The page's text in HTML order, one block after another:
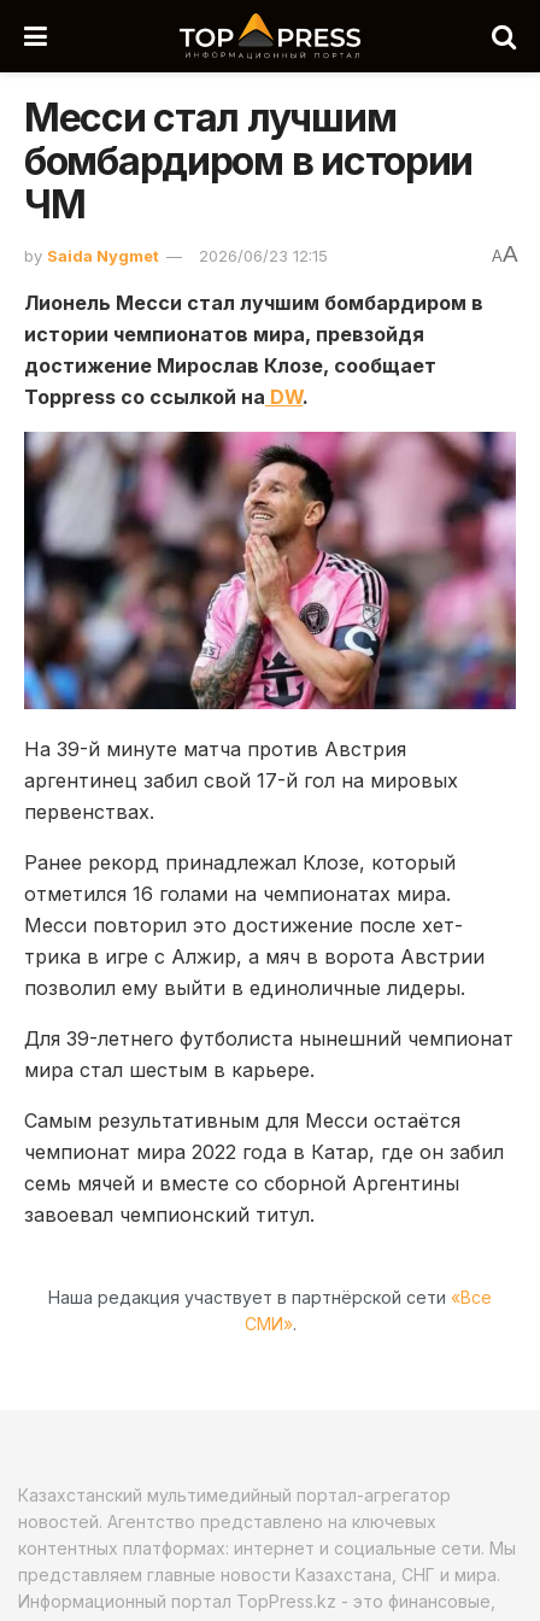
Месси стал лучшим
бомбардиром в истории
ЧМ
by Saida Nygmet 2026/06/23 12:15 AA
Лионель Месси стал лучшим бомбардиром в
истории чемпионатов мира, превзойдя
достижение Мирослав Клозе, сообщает
Toppress со ссылкой на DW.
На 39-й минуте матча против Австрия
аргентинец забил свой 17-й гол на мировых
первенствах.
Ранее рекорд принадлежал Клозе, который
отметился 16 голами на чемпионатах мира.
Месси повторил это достижение после хет-
трика в игре с Алжир, а мяч в ворота Австрии
позволил ему выйти в единоличные лидеры.
Для 39-летнего футболиста нынешний чемпионат
мира стал шестым в карьере.
Самым результативным для Месси остаётся
чемпионат мира 2022 года в Катар, где он забил
семь мячей и вместе со сборной Аргентины
завоевал чемпионский титул.
Наша редакция участвует в партнёрской сети «Все
СМИ».
Казахстанский мультимедийный портал-агрегатор
новостей. Агентство представлено на ключевых
контентных платформах: интернет и социальные сети. Мы
представляем главные новости Казахстана, СНГ и мира.
Информационный портал TopPress.kz - это финансовые,